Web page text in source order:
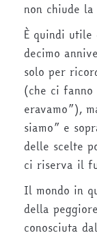
non chiude
È quindi
decimo
solo per
(che ci
eravamo”),
siamo” e
delle scelte
ci riserva il
Il mondo in
della
conosciuta